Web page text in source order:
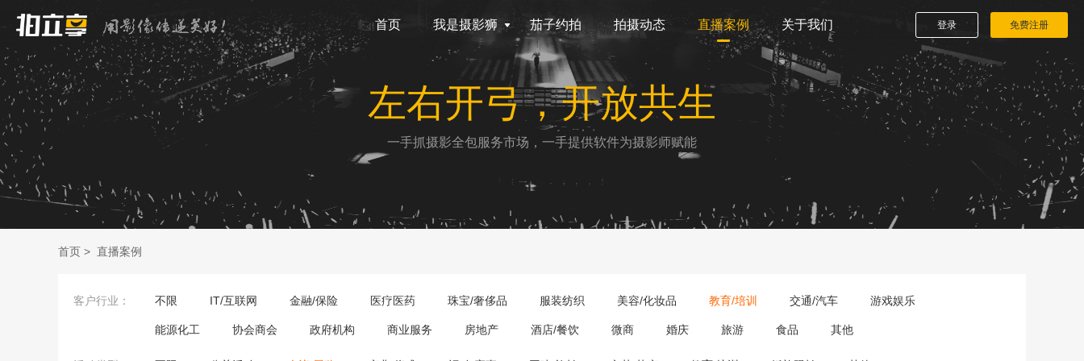
首页 我是摄影狮 茄子约拍 拍摄动态 直播案例 关于我们 登录 免费注册
左右开弓，开放共生
一手抓摄影全包服务市场，一手提供软件为摄影师赋能
首页 > 直播案例
客户行业： 不限 IT/互联网 金融/保险 医疗医药 珠宝/奢侈品 服装纺织 美容/化妆品 教育/培训 交通/汽车 游戏娱乐
能源化工 协会商会 政府机构 商业服务 房地产 酒店/餐饮 微商 婚庆 旅游 食品 其他